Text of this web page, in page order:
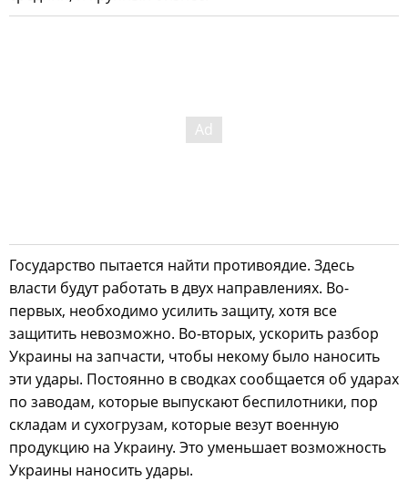
Государство пытается найти противоядие. Здесь
власти будут работать в двух направлениях. Во-
первых, необходимо усилить защиту, хотя все
защитить невозможно. Во-вторых, ускорить разбор
Украины на запчасти, чтобы некому было наносить
эти удары. Постоянно в сводках сообщается об ударах
по заводам, которые выпускают беспилотники, пор
складам и сухогрузам, которые везут военную
продукцию на Украину. Это уменьшает возможность
Украины наносить удары.